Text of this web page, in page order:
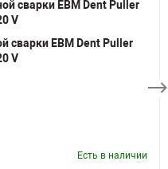
сварки ЕВМ Dent Puller
V
Есть в наличии